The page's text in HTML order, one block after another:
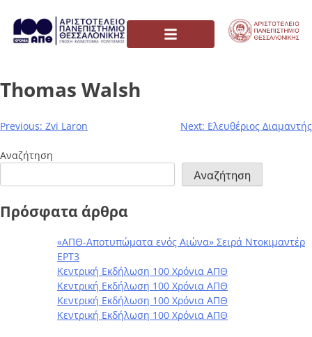
Thomas Walsh
Previous: Zvi Laron Next: Ελευθέριος Διαμαντής
Αναζήτηση
Αναζήτηση
Πρόσφατα άρθρα
«ΑΠΘ-Αποτυπώματα ενός Αιώνα» Σειρά Ντοκιμαντέρ
ΕΡΤ3
Κεντρική Εκδήλωση 100 Χρόνια ΑΠΘ
Κεντρική Εκδήλωση 100 Χρόνια ΑΠΘ
Κεντρική Εκδήλωση 100 Χρόνια ΑΠΘ
Κεντρική Εκδήλωση 100 Χρόνια ΑΠΘ